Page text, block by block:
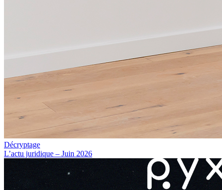
Décryptage
L’actu juridique – Juin 2026